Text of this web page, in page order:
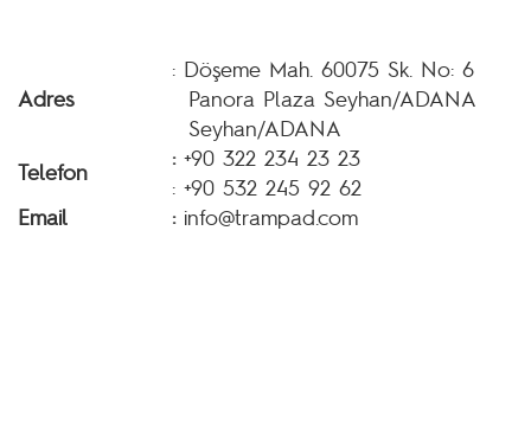
Adres
: Döşeme Mah. 60075 Sk. No: 6
Panora Plaza Seyhan/ADANA
Seyhan/ADANA
Telefon
:+90 322 234 23 23
: +90 532 245 92 62
Email
:info@trampad.com